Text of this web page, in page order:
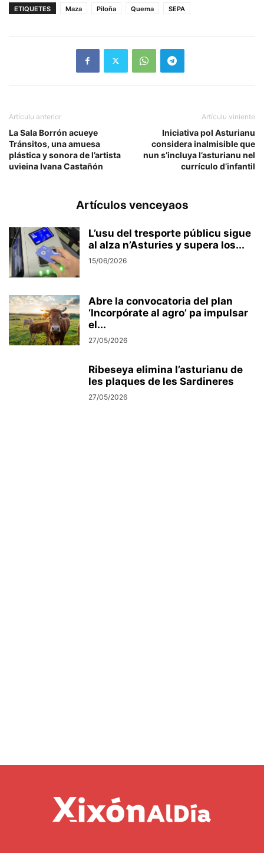
ETIQUETES Maza Piloña Quema SEPA
Artículu anterior
La Sala Borrón acueye
Tránsitos, una amuesa
plástica y sonora de l’artista
uvieina Ivana Castañón
Artículu viniente
Iniciativa pol Asturianu
considera inalmisible que
nun s’incluya l’asturianu nel
currículo d’infantil
Artículos venceyaos
L’usu del tresporte públicu sigue
al alza n’Asturies y supera los...
15/06/2026
Abre la convocatoria del plan
‘Incorpórate al agro’ pa impulsar
el...
27/05/2026
Ribeseya elimina l’asturianu de
les plaques de les Sardineres
27/05/2026